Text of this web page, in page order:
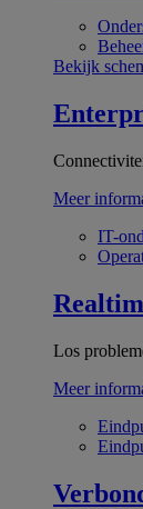
Bekijk
Meer
IT-
Los
Meer